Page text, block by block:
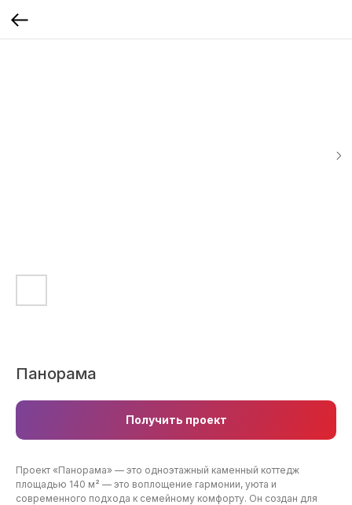
Панорама
Получить проект
Проект «Панорама» — это одноэтажный каменный коттедж
площадью 140 м² — это воплощение гармонии, уюта и
современного подхода к семейному комфорту. Он создан для